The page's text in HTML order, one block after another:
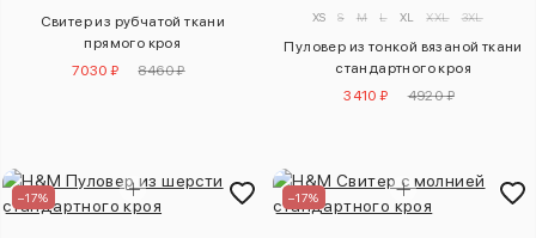
Свитер из рубчатой ткани
прямого кроя
7030 ₽
8460 ₽
XS S M L XL XXL 3XL
Пуловер из тонкой вязаной ткани
стандартного кроя
3410 ₽
4920 ₽
–17% –17%